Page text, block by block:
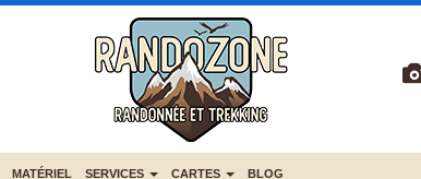
MATÉRIEL SERVICES CARTES BLOG